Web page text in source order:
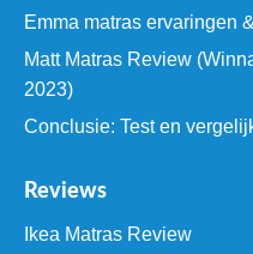
Emma matras ervaringen
Matt Matras Review
2023)
Conclusie: Test en
Reviews
Ikea Matras Review